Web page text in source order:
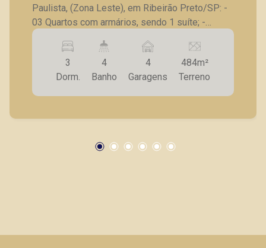
Paulista, (Zona Leste), em Ribeirão Preto/SP: -
03 Quartos com armários, sendo 1 suíte; -
Lavabo; - Banheiro social; - Sala para 2
ambientes; - Escritório; - Cozinha com armários;
- Lavanderia; - Dependência e banheiro de
serviço; - Quintal; - Piscina; - Churrasqueira; - 4
vagas de garagem. A Piramid tem como objetivo
segurança, em locação, vendas de imóveis
lançamentos da cidade de Ribeirão Preto.
3
Dorm.
4
Banho
4
Garagens
484m²
Terreno